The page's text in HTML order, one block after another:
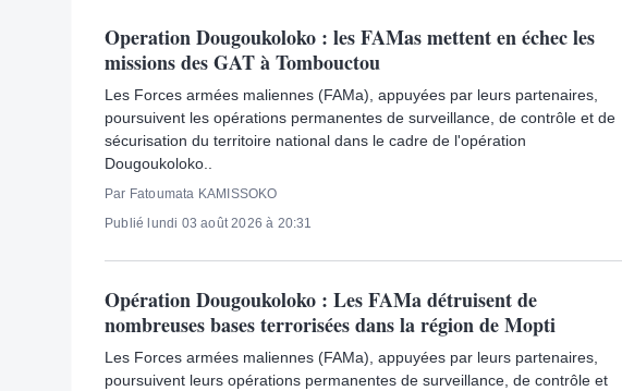
Operation Dougoukoloko : les FAMas mettent en échec les
missions des GAT à Tombouctou
Les Forces armées maliennes (FAMa), appuyées par leurs partenaires,
poursuivent les opérations permanentes de surveillance, de contrôle et de
sécurisation du territoire national dans le cadre de l'opération
Dougoukoloko..
Par Fatoumata KAMISSOKO
Publié lundi 03 août 2026 à 20:31
Opération Dougoukoloko : Les FAMa détruisent de
nombreuses bases terrorisées dans la région de Mopti
Les Forces armées maliennes (FAMa), appuyées par leurs partenaires,
poursuivent leurs opérations permanentes de surveillance, de contrôle et